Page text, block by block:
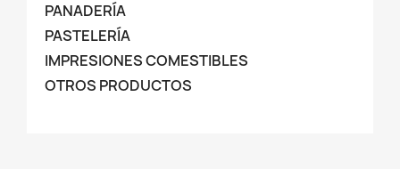
PANADERÍA
PASTELERÍA
IMPRESIONES COMESTIBLES
OTROS PRODUCTOS